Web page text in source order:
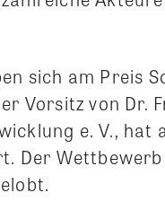
sich am Preis
Vorsitz von Dr.
e. V., hat
Der